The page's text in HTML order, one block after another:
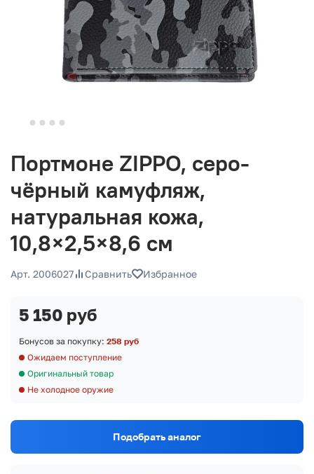
Портмоне ZIPPO, серо-
чёрный камуфляж,
натуральная кожа,
10,8×2,5×8,6 см
Арт. 2006027 Сравнить Избранное
5 150 руб
Бонусов за покупку: 258 руб
Ожидаем поступление
Оригинальный товар
Не холодное оружие
Подобрать аналог